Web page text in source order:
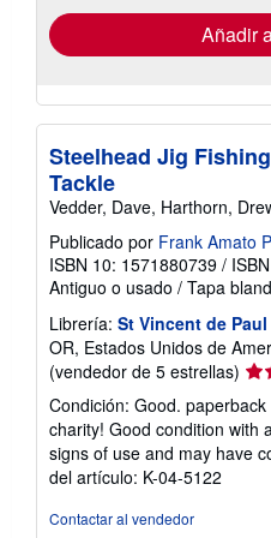
envío
Añadir
Steelhead Jig
Tackle
Vedder, Dave, Harthorn,
Publicado por Frank Amato
ISBN 10: 1571880739 /
Antiguo o usado / Tapa
Librería: St Vincent de
OR, Estados Unidos de
(vendedor de 5 estrellas)
del
5
de
Condición: Good.
charity! Good condition with
signs of use and may have
del artículo: K-04-5122
Contactar al vendedor